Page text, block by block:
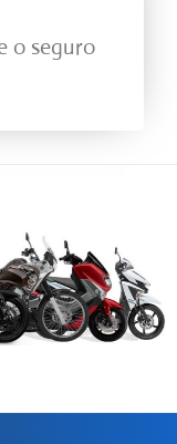
o seguro